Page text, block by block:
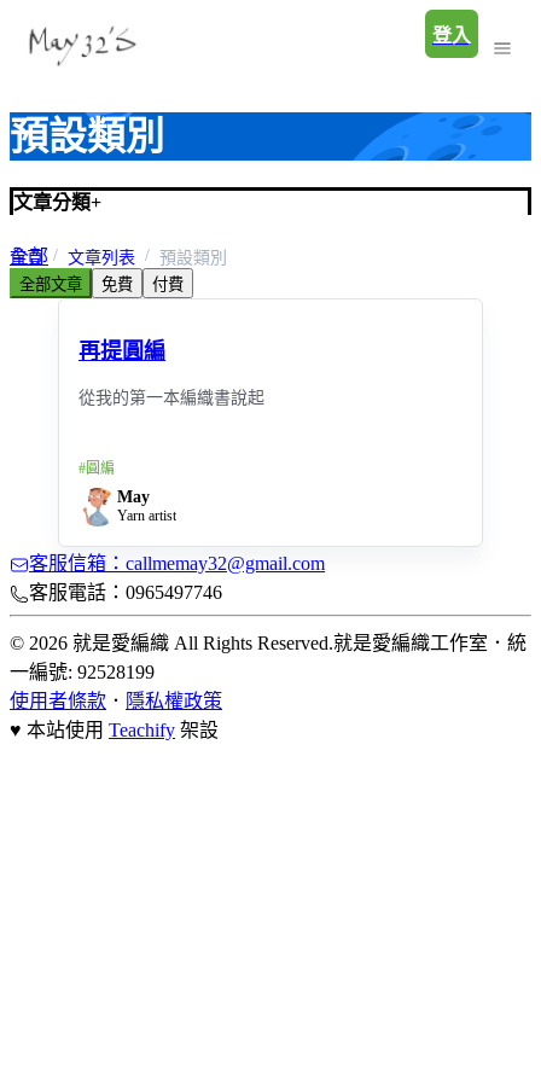
登入
預設類別
文章分類+
全部
預設類別
首頁 文章列表
預設類別
全部文章
免費 付費
再提圓編
從我的第一本編織書說起
#圓編
May
Yarn artist
客服信箱：callmemay32@gmail.com
客服電話：0965497746
© 2026 就是愛編織 All Rights Reserved.就是愛編織工作室 ． 統
一編號: 92528199
使用者條款 ． 隱私權政策
♥ 本站使用 Teachify 架設